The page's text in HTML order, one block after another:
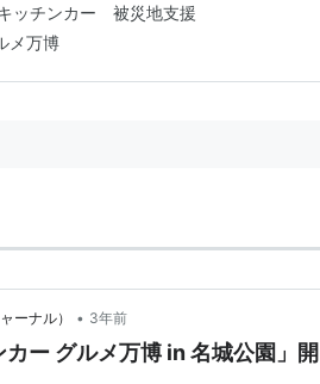
にしてました。。 まぁ、こうして新しい
ッチンカー 被災地支援
メ万博
ーナル） • 3年前
ー グルメ万博 in 名城公園」開